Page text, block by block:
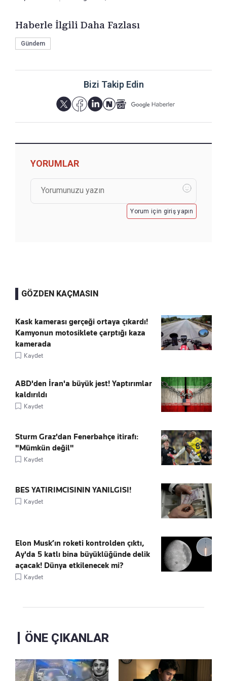
Haberle İlgili Daha Fazlası
Gündem
Bizi Takip Edin
YORUMLAR
Yorum için giriş yapın
GÖZDEN KAÇMASIN
Kask kamerası gerçeği ortaya çıkardı!
Kamyonun motosiklete çarptığı kaza
kamerada
Kaydet
ABD'den İran'a büyük jest! Yaptırımlar
kaldırıldı
Kaydet
Sturm Graz'dan Fenerbahçe itirafı:
"Mümkün değil"
Kaydet
BES YATIRIMCISININ YANILGISI!
Kaydet
Elon Musk’ın roketi kontrolden çıktı,
Ay'da 5 katlı bina büyüklüğünde delik
açacak! Dünya etkilenecek mi?
Kaydet
ÖNE ÇIKANLAR